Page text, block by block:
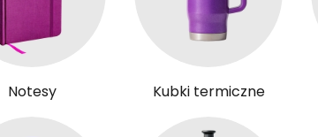
Notesy Kubki termiczne